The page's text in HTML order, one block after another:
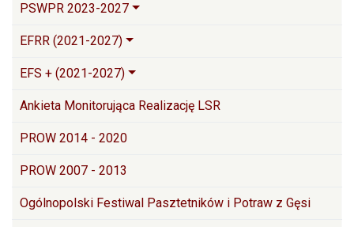
PSWPR 2023-2027
EFRR (2021-2027)
EFS + (2021-2027)
Ankieta Monitorująca Realizację LSR
PROW 2014 - 2020
PROW 2007 - 2013
Ogólnopolski Festiwal Pasztetników i Potraw z Gęsi